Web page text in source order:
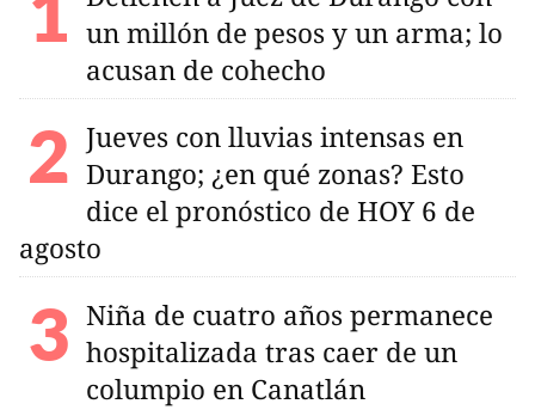
un millón de pesos y un arma; lo
acusan de cohecho
Jueves con lluvias intensas en
Durango; ¿en qué zonas? Esto
dice el pronóstico de HOY 6 de
agosto
Niña de cuatro años permanece
hospitalizada tras caer de un
columpio en Canatlán